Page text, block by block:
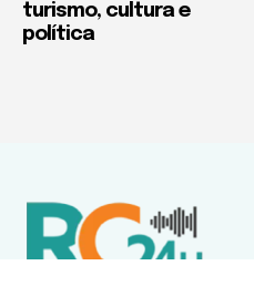
turismo, cultura e
política